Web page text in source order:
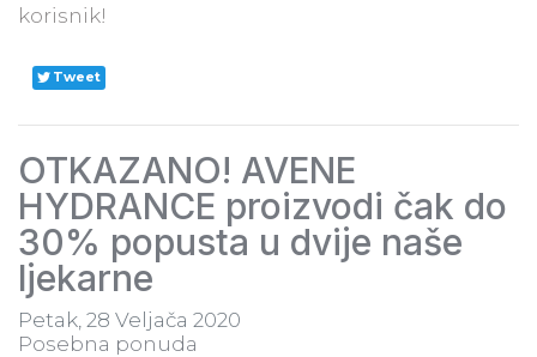
korisnik!​
Tweet
OTKAZANO! AVENE
HYDRANCE proizvodi čak do
30% popusta u dvije naše
ljekarne
Petak, 28 Veljača 2020
Posebna ponuda